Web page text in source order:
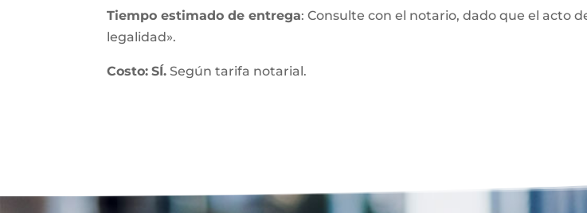
Tiempo estimado de entrega: Consulte con el notario, dado que el acto
legalidad».
Costo: SÍ. Según tarifa notarial.